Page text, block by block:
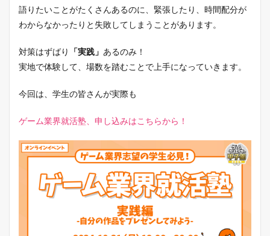
語りたいことがたくさんあるのに、緊張したり、時間配分が
わからなかったりと失敗してしまうことがあります。
対策はずばり 「実践」 あるのみ！
実地で体験して、場数を踏むことで上手になっていきます。
今回は、学生の皆さんが実際も
ゲーム業界就活塾、申し込みはこちらから！